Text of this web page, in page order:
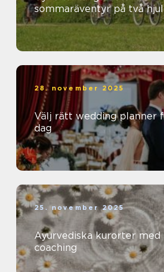
sommaräventyr på två hjul
28. november 2025
Välj rätt wedding planner
dag
25. november 2025
Ayurvediska kurorter med
coaching